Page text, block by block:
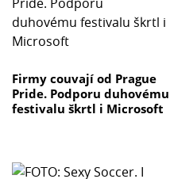
Firmy couvají od Prague
Pride. Podporu duhovému
festivalu škrtl i Microsoft